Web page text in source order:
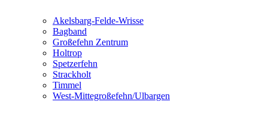
Akelsbarg-Felde-Wrisse
Bagband
Großefehn Zentrum
Holtrop
Spetzerfehn
Strackholt
Timmel
West-Mittegroßefehn/Ulbargen